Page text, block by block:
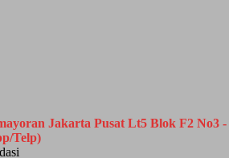
Jakarta Pusat Lt5 Blok F2 No3 -
Telp)